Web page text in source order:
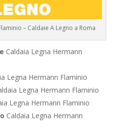
– Caldaie A Legno a Roma
Caldaia Legna Hermann
Legna Hermann Flaminio
Legna Hermann Flaminio
Legna Hermann Flaminio
Caldaia Legna Hermann